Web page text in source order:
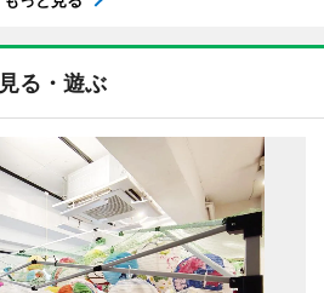
見る・遊ぶ